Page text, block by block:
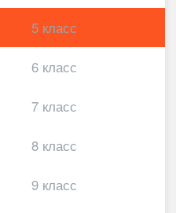
5 класс
6 класс
7 класс
8 класс
9 класс